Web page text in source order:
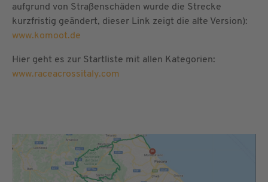
aufgrund von Straßenschäden wurde die Strecke
kurzfristig geändert, dieser Link zeigt die alte Version):
www.komoot.de
Hier geht es zur Startliste mit allen Kategorien:
www.raceacrossitaly.com